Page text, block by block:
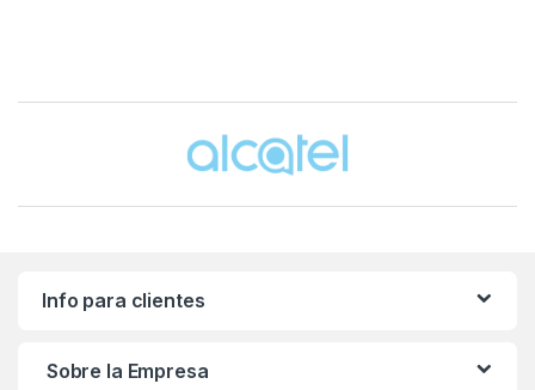
Brands Carousel
Info para clientes
Sobre la Empresa